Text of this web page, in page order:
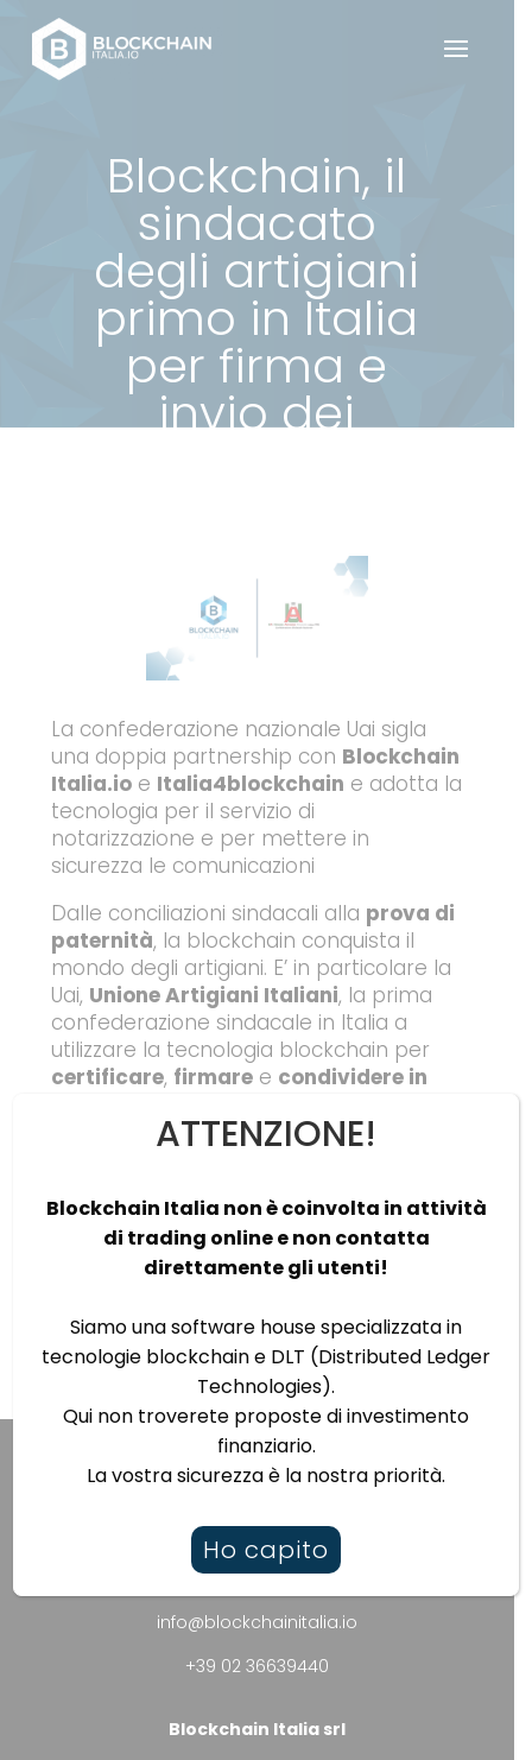
Blockchain, il
sindacato
degli artigiani
primo in Italia
per firma e
invio dei
La confederazione nazionale Uai sigla
una doppia partnership con Blockchain
Italia.io e Italia4blockchain e adotta la
tecnologia per il servizio di
notarizzazione e per mettere in
sicurezza le comunicazioni
Dalle conciliazioni sindacali alla prova di
paternità, la blockchain conquista il
mondo degli artigiani. E’ in particolare la
Uai, Unione Artigiani Italiani, la prima
confederazione sindacale in Italia a
utilizzare la tecnologia blockchain per
certificare, firmare e condividere in
grazie alla sigla di una doppia
Italia4blockchain.
Continua la lettura
Vuoi lanciare un progetto web3 di successo?
Contattaci!
info@blockchainitalia.io
+39 02 36639440
Blockchain Italia srl
ATTENZIONE!
Blockchain Italia non è coinvolta in attività
di trading online e non contatta
direttamente gli utenti!
Siamo una software house specializzata in
tecnologie blockchain e DLT (Distributed Ledger
Technologies).
Qui non troverete proposte di investimento
finanziario.
La vostra sicurezza è la nostra priorità.
Ho capito